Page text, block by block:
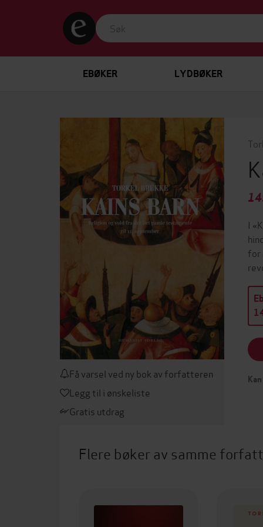
EBØKER LYDBØKER
Få varsel ved ny bok av forfatteren
Legg til i ønskeliste
Gratis utdrag
I
for
Flere bøker av samme